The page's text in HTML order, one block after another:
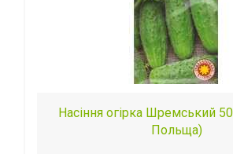
Насіння огірка Шремський
Польща)